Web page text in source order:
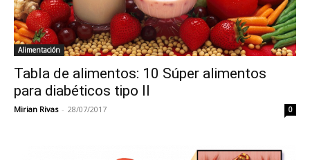
Alimentación
Tabla de alimentos: 10 Súper alimentos
para diabéticos tipo II
Mirian Rivas - 28/07/2017 0